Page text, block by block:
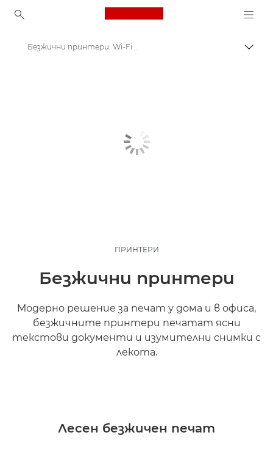
Canon Logo, back to
Безжични принтери: Wi-Fi и Bluetooth принтери
ПРИНТЕРИ
Безжични принтери
Модерно решение за печат у дома и в офиса,
безжичните принтери печатат ясни
текстови документи и изумителни снимки с
лекота.
Лесен безжичен печат